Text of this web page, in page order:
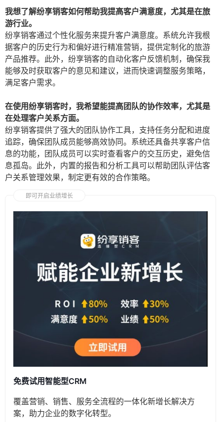
我想了解纷享销客如何帮助我提高客户满意度，尤其是在旅
游行业。
纷享销客通过个性化服务来提升客户满意度。系统允许我根
据客户的历史行为和偏好进行精准营销，提供定制化的旅游
产品推荐。此外，纷享销客的自动化客户反馈机制，确保我
能够及时获取客户的意见和建议，进而快速调整服务策略，
满足客户需求。
在使用纷享销客时，我希望能提高团队的协作效率，尤其是
在处理客户关系方面。
纷享销客提供了强大的团队协作工具，支持任务分配和进度
追踪，确保团队成员能够高效协同。系统还具备共享客户信
息的功能，团队成员可以实时查看客户的交互历史，避免信
息孤岛。此外，内置的报告和分析工具可以帮助团队评估客
户关系管理效果，制定更有效的合作策略。
即可开启业绩增长
免费试用智能型CRM
覆盖营销、销售、服务全流程的一体化新增长解决方
案，助力企业的数字化转型。